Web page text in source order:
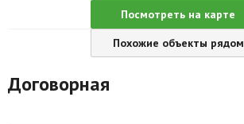
Способы оплаты
Посмотреть на карте
Похожие объекты рядом
Договорная